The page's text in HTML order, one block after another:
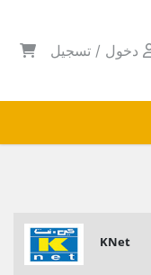
دخول / تسجيل
KNet